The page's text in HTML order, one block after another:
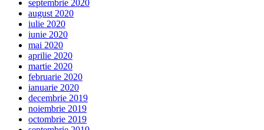
septembrie 2020
august 2020
iulie 2020
iunie 2020
mai 2020
aprilie 2020
martie 2020
februarie 2020
ianuarie 2020
decembrie 2019
noiembrie 2019
octombrie 2019